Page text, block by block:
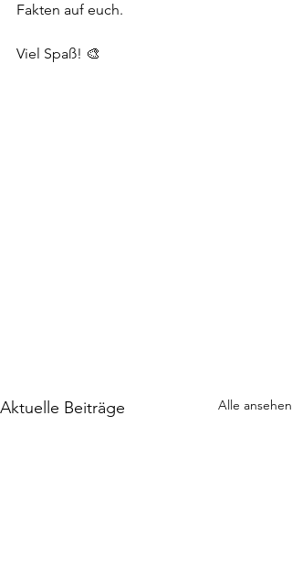
Fakten auf euch.
Viel Spaß! 🎨
Aktuelle Beiträge Alle ansehen